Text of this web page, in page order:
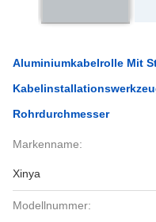
Aluminiumkabelrolle Mit
Rohrdurchmesser
Markenname:
Xinya
Modellnummer: